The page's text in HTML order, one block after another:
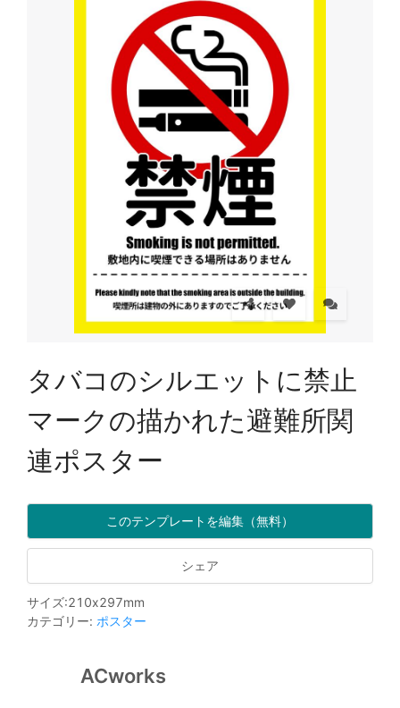
タバコのシルエットに禁止
マークの描かれた避難所関
連ポスター
このテンプレートを編集（無料）
シェア
サイズ:210x297mm
カテゴリー: ポスター
ACworks